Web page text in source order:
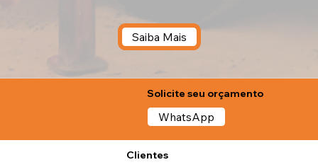
Saiba Mais
WhatsApp
Solicite seu orçamento
Clientes